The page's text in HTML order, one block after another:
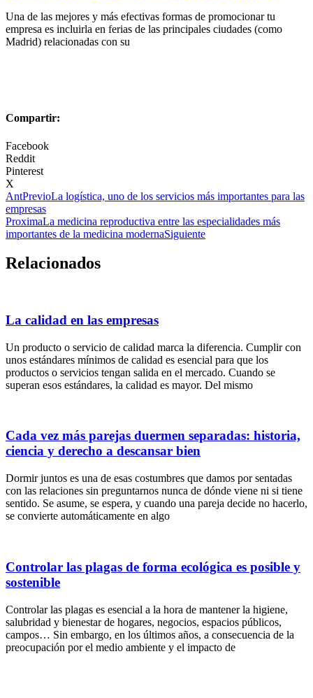
Una de las mejores y más efectivas formas de promocionar tu
empresa es incluirla en ferias de las principales ciudades (como
Madrid) relacionadas con su
Compartir:
Facebook
Reddit
Pinterest
X
AntPrevioLa logística, uno de los servicios más importantes para las
empresas
ProximaLa medicina reproductiva entre las especialidades más
importantes de la medicina modernaSiguiente
Relacionados
La calidad en las empresas
Un producto o servicio de calidad marca la diferencia. Cumplir con
unos estándares mínimos de calidad es esencial para que los
productos o servicios tengan salida en el mercado. Cuando se
superan esos estándares, la calidad es mayor. Del mismo
Cada vez más parejas duermen separadas: historia,
ciencia y derecho a descansar bien
Dormir juntos es una de esas costumbres que damos por sentadas
con las relaciones sin preguntarnos nunca de dónde viene ni si tiene
sentido. Se asume, se espera, y cuando una pareja decide no hacerlo,
se convierte automáticamente en algo
Controlar las plagas de forma ecológica es posible y
sostenible
Controlar las plagas es esencial a la hora de mantener la higiene,
salubridad y bienestar de hogares, negocios, espacios públicos,
campos… Sin embargo, en los últimos años, a consecuencia de la
preocupación por el medio ambiente y el impacto de